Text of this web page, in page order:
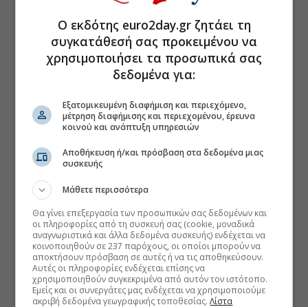
Ο εκδότης euro2day.gr ζητάει τη
συγκατάθεσή σας προκειμένου να
χρησιμοποιήσει τα προσωπικά σας
δεδομένα για:
Εξατομικευμένη διαφήμιση και περιεχόμενο,
μέτρηση διαφήμισης και περιεχομένου, έρευνα
κοινού και ανάπτυξη υπηρεσιών
Αποθήκευση ή/και πρόσβαση στα δεδομένα μιας
συσκευής
Μάθετε περισσότερα
Θα γίνει επεξεργασία των προσωπικών σας δεδομένων και
οι πληροφορίες από τη συσκευή σας (cookie, μοναδικά
αναγνωριστικά και άλλα δεδομένα συσκευής) ενδέχεται να
κοινοποιηθούν σε 237 παρόχους, οι οποίοι μπορούν να
αποκτήσουν πρόσβαση σε αυτές ή να τις αποθηκεύσουν.
Αυτές οι πληροφορίες ενδέχεται επίσης να
χρησιμοποιηθούν συγκεκριμένα από αυτόν τον ιστότοπο.
Εμείς και οι συνεργάτες μας ενδέχεται να χρησιμοποιούμε
ακριβή δεδομένα γεωγραφικής τοποθεσίας.Λίστα